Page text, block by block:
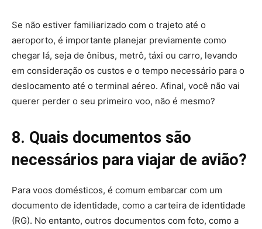
Se não estiver familiarizado com o trajeto até o
aeroporto, é importante planejar previamente como
chegar lá, seja de ônibus, metrô, táxi ou carro, levando
em consideração os custos e o tempo necessário para o
deslocamento até o terminal aéreo. Afinal, você não vai
querer perder o seu primeiro voo, não é mesmo?
8. Quais documentos são
necessários para viajar de avião?
Para voos domésticos, é comum embarcar com um
documento de identidade, como a carteira de identidade
(RG). No entanto, outros documentos com foto, como a